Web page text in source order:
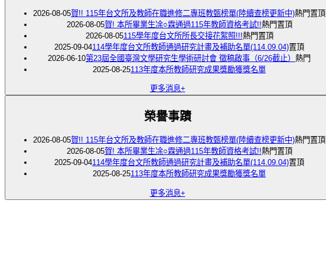
2026-08-05賀!! 115年台文所及教師在職進修二專班教甄榜單(陸續查榜更新中)熱門置頂
2026-08-05賀! 本所畢業生凃○霖通過115年教師資格考試!!熱門置頂
2026-08-05115學年度台文所所長交接花絮照!!!熱門置頂
2025-09-04114學年度台文所教師通過研究計畫及補助名單(114.09.04)置頂
2026-06-10第23屆全國臺灣文學研究生學術研討會 徵稿啟事（6/26截止） 熱門
2025-08-25113年度本所教師研究成果獎勵獲獎名單
更多消息+
榮譽事蹟
2026-08-05賀!! 115年台文所及教師在職進修二專班教甄榜單(陸續查榜更新中)熱門置頂
2026-08-05賀! 本所畢業生凃○霖通過115年教師資格考試!!熱門置頂
2025-09-04114學年度台文所教師通過研究計畫及補助名單(114.09.04)置頂
2025-08-25113年度本所教師研究成果獎勵獲獎名單
更多消息+